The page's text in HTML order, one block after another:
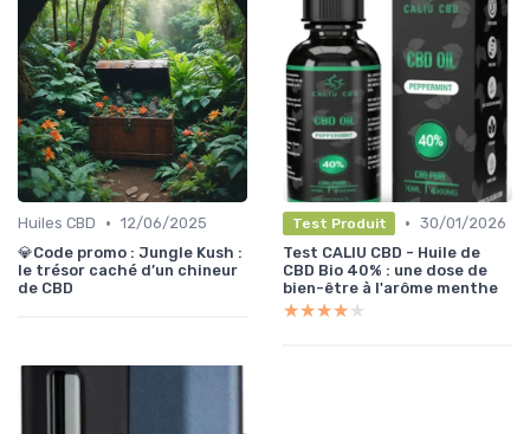
Huiles CBD • 12/06/2025
💎Code promo : Jungle Kush :
le trésor caché d’un chineur
de CBD
Test Produit • 30/01/2026
Test CALIU CBD - Huile de
CBD Bio 40% : une dose de
bien-être à l'arôme menthe
★★★★★
★★★★★